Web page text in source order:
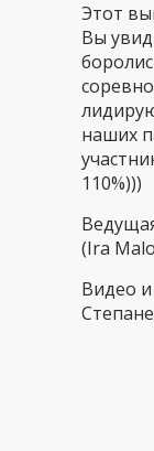
Этот
Вы
наших
110%)))
(Ira
Видео